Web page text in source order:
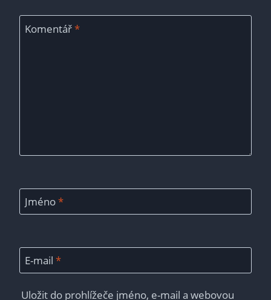
Komentář*
Jméno*
E-mail *
Uložit do prohlížeče jméno, e-mail a webovou